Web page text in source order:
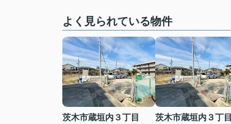
よく見られている物件
茨木市蔵垣内３丁目
茨木市蔵垣内３丁目